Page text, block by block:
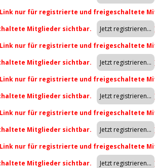
nur für registrierte und freigeschaltete
Mitglieder sichtbar.
nur für registrierte und freigeschaltete
Mitglieder sichtbar.
nur für registrierte und freigeschaltete
Mitglieder sichtbar.
nur für registrierte und freigeschaltete
Mitglieder sichtbar.
nur für registrierte und freigeschaltete
Mitglieder sichtbar.